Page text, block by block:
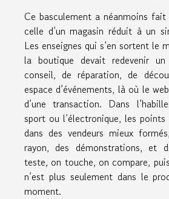
Ce basculement a néanmoins
celle d’un magasin réduit à un
Les enseignes qui s’en sortent le
la boutique devait redevenir
conseil, de réparation, de
espace d’événements, là où le
d’une transaction. Dans
sport ou l’électronique, les
dans des vendeurs mieux
rayon, des démonstrations, et
teste, on touche, on compare,
n’est plus seulement dans le
moment.